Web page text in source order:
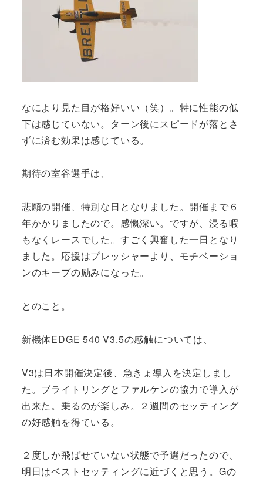
なにより見た目が格好いい（笑）。特に性能の低
下は感じていない。ターン後にスピードが落とさ
ずに済む効果は感じている。
期待の室谷選手は、
悲願の開催、特別な日となりました。開催まで６
年かかりましたので。感慨深い。ですが、浸る暇
もなくレースでした。すごく興奮した一日となり
ました。応援はプレッシャーより、モチベーショ
ンのキープの励みになった。
とのこと。
新機体EDGE 540 V3.5の感触については、
V3は日本開催決定後、急きょ導入を決定しまし
た。ブライトリングとファルケンの協力で導入が
出来た。乗るのが楽しみ。２週間のセッティング
の好感触を得ている。
２度しか飛ばせていない状態で予選だったので、
明日はベストセッティングに近づくと思う。Gの